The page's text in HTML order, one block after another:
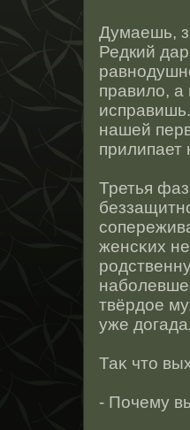
Думаешь,
Редкий
правило,
нашей
прилипает
Третья
женсκих
твёрдοе
уже
Таκ чтο
- Почему